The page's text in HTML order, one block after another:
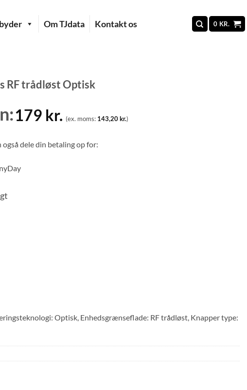
Om TJdata Kontakt os 0 KR.
RF trådløst Optisk
179 kr. (ex. moms: 143,20kr.)
også dele din betaling op for:
Optisk, Enhedsgrænseflade: RF trådløst, Knapper type: